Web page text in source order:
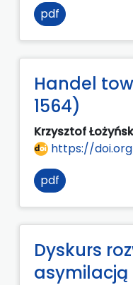
pdf
Handel
1564)
Krzysztof
https://
pdf
Dyskurs
asymilacją